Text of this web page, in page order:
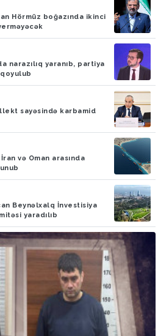
Hörmüz boğazında ikinci
narazılıq yaranıb, partiya
sayəsində karbamid
və Oman arasında
Beynəlxalq İnvestisiya
yaradılıb